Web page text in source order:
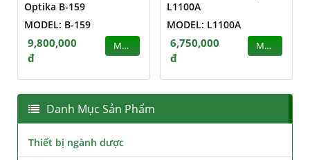
Optika B-159
MODEL: B-159
9,800,000
đ
MUA
L1100A
MODEL: L1100A
6,750,000
đ
MUA
Danh Mục Sản Phẩm
Thiết bị ngành dược